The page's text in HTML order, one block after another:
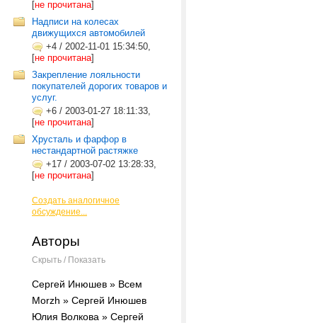
[не прочитана]
Надписи на колесах
движущихся автомобилей
+4 / 2002-11-01 15:34:50,
[не прочитана]
Закрепление лояльности
покупателей дорогих товаров и
услуг.
+6 / 2003-01-27 18:11:33,
[не прочитана]
Хрусталь и фарфор в
нестандартной растяжке
+17 / 2003-07-02 13:28:33,
[не прочитана]
Создать аналогичное
обсуждение...
Авторы
Скрыть / Показать
Сергей Инюшев » Всем
Morzh » Сергей Инюшев
Юлия Волкова » Сергей